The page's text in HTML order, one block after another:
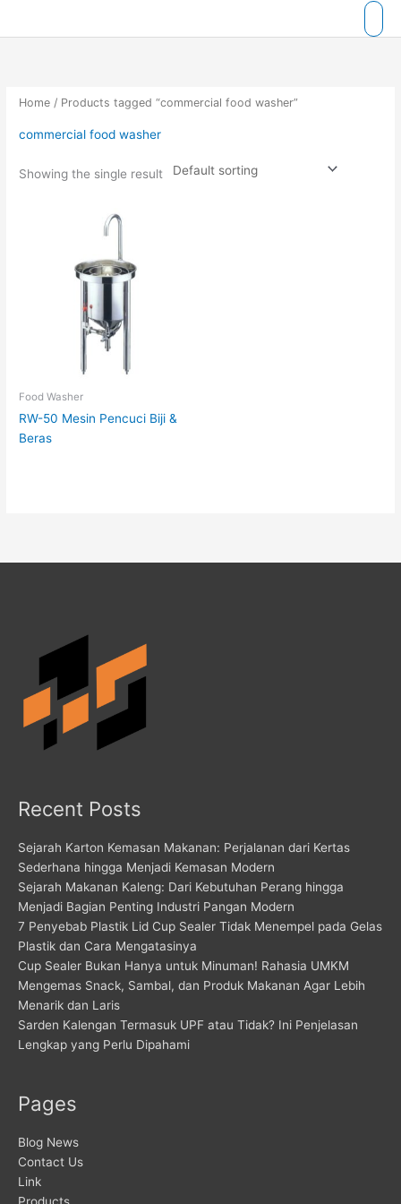
Home / Products tagged “commercial food washer”
commercial food washer
Showing the single result
Food Washer
RW-50 Mesin Pencuci Biji &
Beras
Recent Posts
Sejarah Karton Kemasan Makanan: Perjalanan dari Kertas
Sederhana hingga Menjadi Kemasan Modern
Sejarah Makanan Kaleng: Dari Kebutuhan Perang hingga
Menjadi Bagian Penting Industri Pangan Modern
7 Penyebab Plastik Lid Cup Sealer Tidak Menempel pada Gelas
Plastik dan Cara Mengatasinya
Cup Sealer Bukan Hanya untuk Minuman! Rahasia UMKM
Mengemas Snack, Sambal, dan Produk Makanan Agar Lebih
Menarik dan Laris
Sarden Kalengan Termasuk UPF atau Tidak? Ini Penjelasan
Lengkap yang Perlu Dipahami
Pages
Blog News
Contact Us
Link
Products